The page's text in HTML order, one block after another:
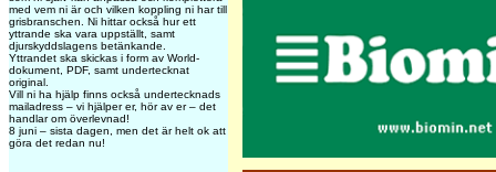
med vem ni är och vilken koppling ni har till
grisbranschen. Ni hittar också hur ett
yttrande ska vara uppställt, samt
djurskyddslagens betänkande.
Yttrandet ska skickas i form av World-
dokument, PDF, samt undertecknat
original.
Vill ni ha hjälp finns också undertecknads
mailadress – vi hjälper er, hör av er – det
handlar om överlevnad!
8 juni – sista dagen, men det är helt ok att
göra det redan nu!